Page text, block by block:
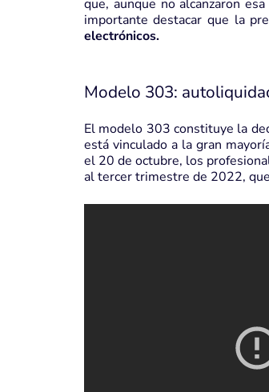
que, aunque no alcanzaron
importante destacar que la
electrónicos.
Modelo 303:
El modelo 303 constituye la
está vinculado a la gran
el 20 de octubre, los
al tercer trimestre de 2022,